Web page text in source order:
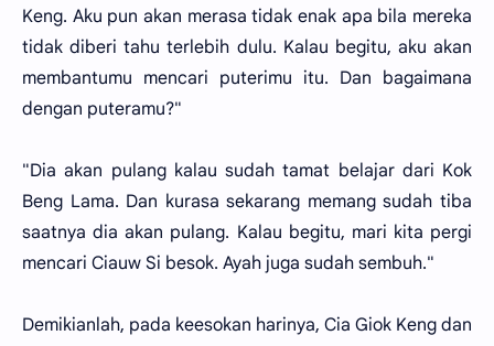
Keng. Aku pun akan merasa tidak enak apa bila mereka
tidak diberi tahu terlebih dulu. Kalau begitu, aku akan
membantumu mencari puterimu itu. Dan bagaimana
dengan puteramu?"
"Dia akan pulang kalau sudah tamat belajar dari Kok
Beng Lama. Dan kurasa sekarang memang sudah tiba
saatnya dia akan pulang. Kalau begitu, mari kita pergi
mencari Ciauw Si besok. Ayah juga sudah sembuh."
Demikianlah, pada keesokan harinya, Cia Giok Keng dan